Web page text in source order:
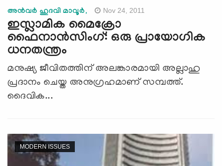
അന്‍വര്‍ ഹുദവി മാവൂര്‍, Nov 24, 2011
ഇസ്ലാമിക മൈക്രോ
ഫൈനാന്‍സിംഗ്: ഒരു പ്രായോഗിക
ധനതന്ത്രം
മനുഷ്യ ജീവിതത്തിന് അലങ്കാരമായി അല്ലാഹു
പ്രദാനം ചെയ്ത അനുഗ്രഹമാണ് സമ്പത്ത്.
ദൈവിക...
MODERN ISSUES